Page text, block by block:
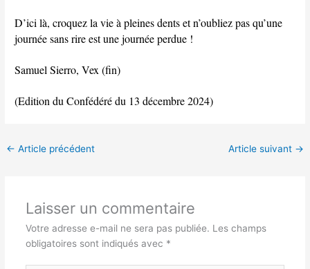
D’ici là, croquez la vie à pleines dents et n’oubliez pas qu’une
journée sans rire est une journée perdue !
Samuel Sierro, Vex (fin)
(Edition du Confédéré du 13 décembre 2024)
← Article précédent Article suivant →
Laisser un commentaire
Votre adresse e-mail ne sera pas publiée. Les champs
obligatoires sont indiqués avec *